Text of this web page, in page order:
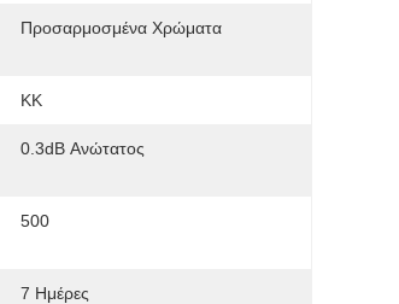
Προσαρμοσμένα Χρώματα
ΚΚ
0.3dB Ανώτατος
500
7 Ημέρες